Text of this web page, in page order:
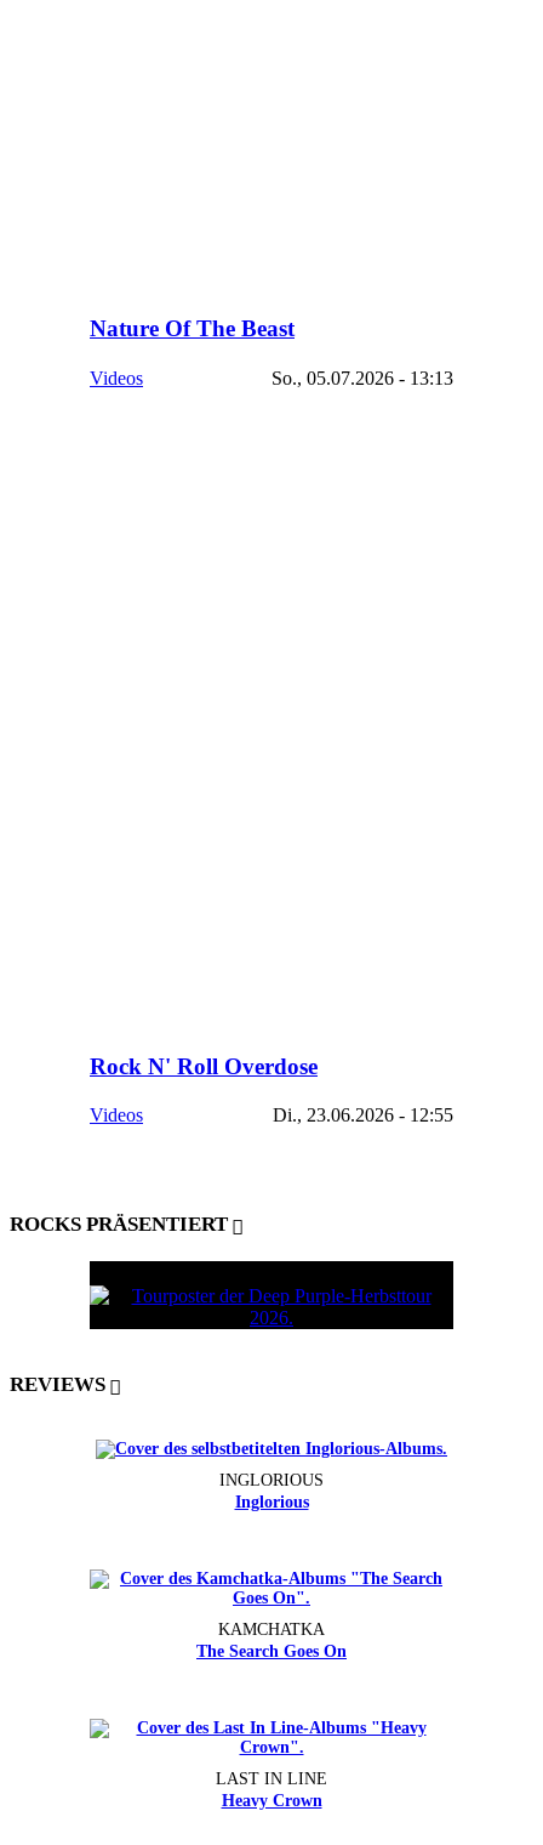
Nature Of The Beast
Videos So., 05.07.2026 - 13:13
Rock N' Roll Overdose
Videos Di., 23.06.2026 - 12:55
ROCKS PRÄSENTIERT
REVIEWS
INGLORIOUS
Inglorious
KAMCHATKA
The Search Goes On
LAST IN LINE
Heavy Crown